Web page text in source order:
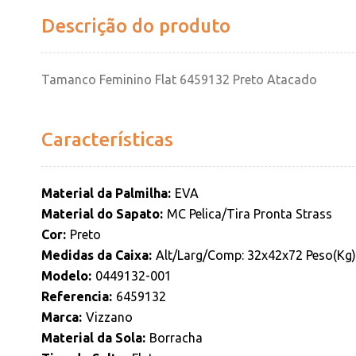
Descrição do produto
Tamanco Feminino Flat 6459132 Preto Atacado
Características
Material da Palmilha EVA
Material do Sapato MC Pelica/Tira Pronta Strass
Cor Preto
Medidas da Caixa Alt/Larg/Comp: 32x42x72
Modelo 0449132-001
Referencia 6459132
Marca Vizzano
Material da Sola Borracha